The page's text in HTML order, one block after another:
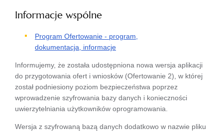
Informacje wspólne
Program Ofertowanie - program,
dokumentacja, informacje
Informujemy, że została udostępniona nowa wersja aplikacji
do przygotowania ofert i wniosków (Ofertowanie 2), w której
został podniesiony poziom bezpieczeństwa poprzez
wprowadzenie szyfrowania bazy danych i konieczności
uwierzytelniania użytkowników oprogramowania.
Wersja z szyfrowaną bazą danych dodatkowo w nazwie pliku